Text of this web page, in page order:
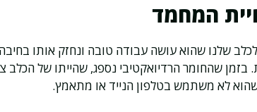
המחמד
לכלב שלנו שהוא עושה עבודה טובה ונחזק אותו
בזמן שהחומר הרדיואקטיבי נספג, שהייתו של הכלב
לא משתמש בטלפון הנייד או מתאמץ.